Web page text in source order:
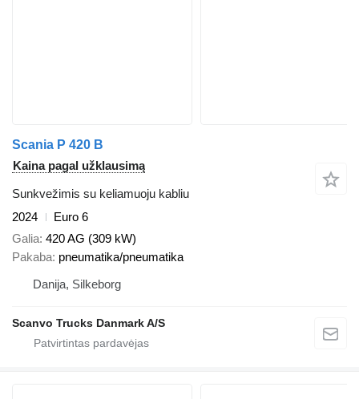
Scania P 420 B
Kaina pagal užklausimą
Sunkvežimis su keliamuoju kabliu
2024
Euro 6
Galia 420 AG (309 kW)
Pakaba pneumatika/pneumatika
Danija, Silkeborg
Scanvo Trucks Danmark A/S